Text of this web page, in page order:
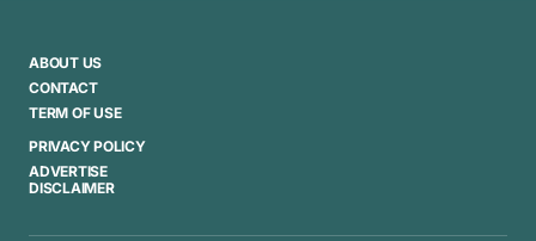
ABOUT US
CONTACT
TERM OF USE
PRIVACY POLICY
ADVERTISE
DISCLAIMER